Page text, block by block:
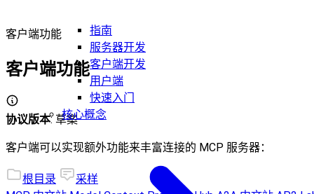
指南
服务器开发
客户端开发
用户端
快速入门
核心概念
客户端功能
客户端功能
协议版本: 草案
客户端可以实现额外功能来丰富连接的 MCP 服务器：
根目录
采样